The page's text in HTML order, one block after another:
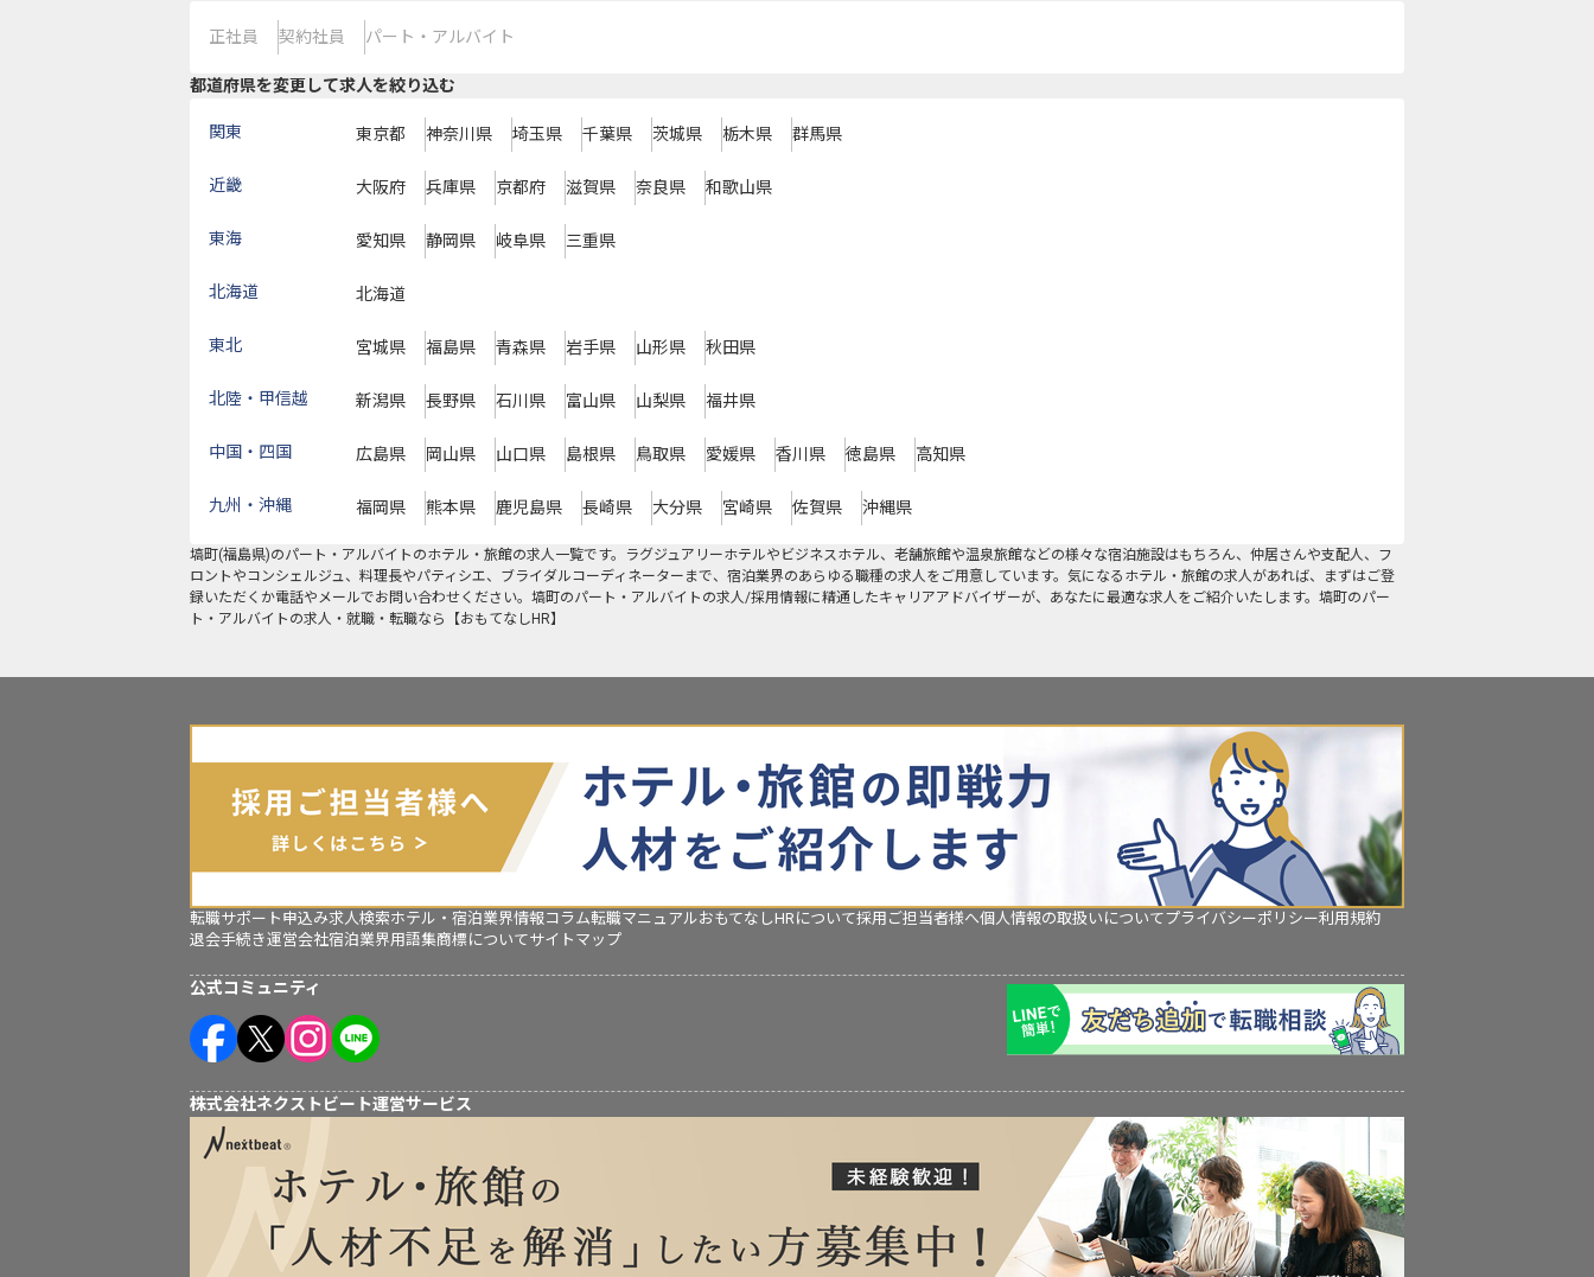
正社員 契約社員 パート・アルバイト
都道府県を変更して求人を絞り込む
関東 東京都 神奈川県 埼玉県 千葉県 茨城県 栃木県 群馬県
近畿 大阪府 兵庫県 京都府 滋賀県 奈良県 和歌山県
東海 愛知県 静岡県 岐阜県 三重県
北海道 北海道
東北 宮城県 福島県 青森県 岩手県 山形県 秋田県
北陸・甲信越 新潟県 長野県 石川県 富山県 山梨県 福井県
中国・四国 広島県 岡山県 山口県 島根県 鳥取県 愛媛県 香川県 徳島県 高知県
九州・沖縄 福岡県 熊本県 鹿児島県 長崎県 大分県 宮崎県 佐賀県 沖縄県
塙町(福島県)のパート・アルバイト のホテル・旅館の求人一覧です。ラグジュアリーホテルやビジネスホテル、老舗旅館や温泉旅館などの様々な宿泊施設はもちろん、仲居さんや支配人、フ
ロントやコンシェルジュ、料理長やパティシエ、ブライダルコーディネーターまで、宿泊業界のあらゆる職種の求人をご用意しています。気になるホテル・旅館の求人があれば、まずはご登
録いただくか電話やメールでお問い合わせください。塙町のパート・アルバイトの求人/採用情報に精通したキャリアアドバイザーが、あなたに最適な求人をご紹介いたします。塙町のパー
ト・アルバイトの求人・就職・転職なら【おもてなしHR】
転職サポート申込み求人検索ホテル・宿泊業界情報コラム転職マニュアルおもてなしHRについて採用ご担当者様へ個人情報の取扱いについてプライバシーポリシー利用規約
退会手続き運営会社宿泊業界用語集商標についてサイトマップ
公式コミュニティ
株式会社ネクストビート運営サービス